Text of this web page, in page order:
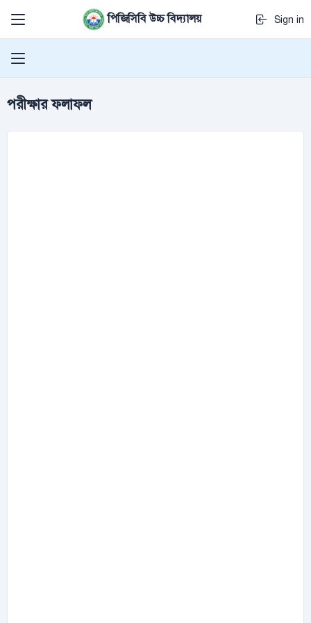
পিজিসিবি উচ্চ বিদ্যালয় Sign in
পরীক্ষার ফলাফল